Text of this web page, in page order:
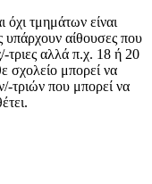
τμημάτων είναι
υπάρχουν αίθουσες που
τριες αλλά π.χ. 18 ή 20
σχολείο μπορεί να
τριών που μπορεί να